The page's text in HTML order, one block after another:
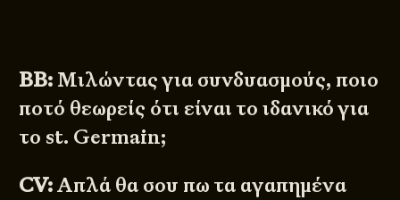
BB: Μιλώντας για συνδυασμούς, ποιο
ποτό θεωρείς ότι είναι το ιδανικό για
το st. Germain;
CV:Απλά θα σου πω τα αγαπημένα